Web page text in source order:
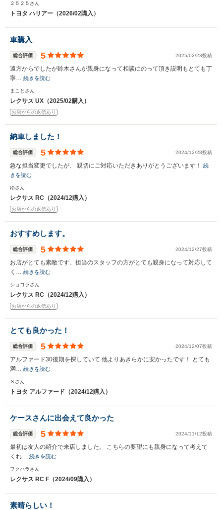
２５２５さん
トヨタ ハリアー（2026/02購入）
車購入
総合評価 5 2025/02/23投稿
遠方からでしたが鈴木さんが親身になって相談にのって頂き説明もとても丁
寧… 続きを読む
まことさん
レクサス UX（2025/02購入）
お店からの返信あり
納車しました！
総合評価 5 2024/12/28投稿
急な担当変更でしたが、 親切にご対応いただきありがとうございます！ 続
きを読む
ゆさん
レクサス RC（2024/12購入）
お店からの返信あり
おすすめします。
総合評価 5 2024/12/27投稿
お店がとても素敵です。担当のスタッフの方がとても親身になって対応して
く… 続きを読む
ショコラさん
レクサス RC（2024/12購入）
お店からの返信あり
とても良かった！
総合評価 5 2024/12/07投稿
アルファード30後期を探していて 他よりあきらかに安かったです！ とても
満… 続きを読む
Ｓさん
トヨタ アルファード（2024/12購入）
ケースさんに出会えて良かった
総合評価 5 2024/11/12投稿
最初は友人の紹介で来店しました。 こちらの要望にも親身になって考えて
くれ… 続きを読む
フクハラさん
レクサス RC F（2024/09購入）
素晴らしい！